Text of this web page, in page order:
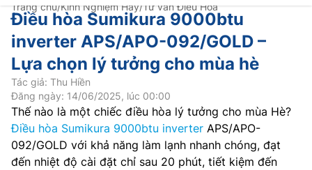
Trang chủ/Kinh Nghiệm Hay/Tư vấn Điều Hòa
Điều hòa Sumikura 9000btu
inverter APS/APO-092/GOLD –
Lựa chọn lý tưởng cho mùa hè
Tác giả: Thu Hiền
Đăng ngày: 14/06/2025, lúc 00:00
Thế nào là một chiếc điều hòa lý tưởng cho mùa Hè?
Điều hòa Sumikura 9000btu inverter APS/APO-
092/GOLD với khả năng làm lạnh nhanh chóng, đạt
đến nhiệt độ cài đặt chỉ sau 20 phút, tiết kiệm đến